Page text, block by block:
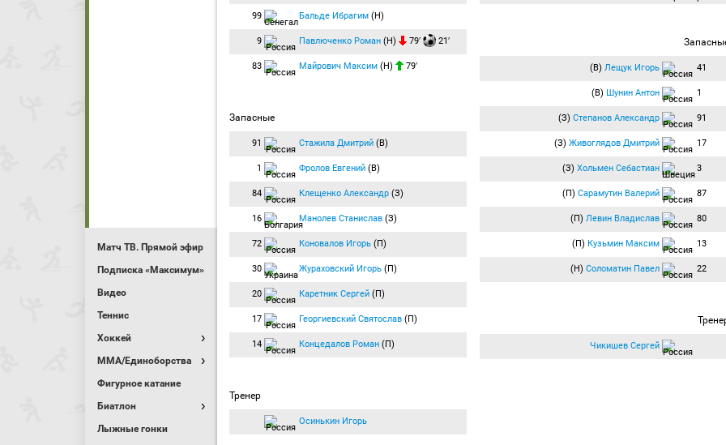
Матч ТВ. Прямой эфир
Подписка «Максимум»
Видео
Теннис
Хоккей
MMA/Единоборства
Фигурное катание
Биатлон
Лыжные гонки
99 Бальде Ибрагим (Н)
9 Павлюченко Роман (Н) 79′ 21′
83 Майрович Максим (Н) 79′
Запасные
91 Стажила Дмитрий (В)
1 Фролов Евгений (В)
84 Клещенко Александр (З)
16 Манолев Станислав (З)
72 Коновалов Игорь (П)
30 Жураховский Игорь (П)
20 Каретник Сергей (П)
17 Георгиевский Святослав (П)
14 Концедалов Роман (П)
Тренер
Осинькин Игорь
(В) Лещук Игорь 41
(В) Шунин Антон 1
(З) Степанов Александр 91
(З) Живоглядов Дмитрий 17
(З) Хольмен Себастиан 3
(П) Сарамутин Валерий 87
(П) Левин Владислав 80
(П) Кузьмин Максим 13
(Н) Соломатин Павел 22
Чикишев Сергей